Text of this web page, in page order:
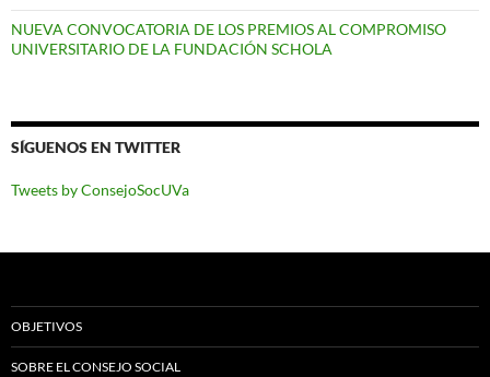
NUEVA CONVOCATORIA DE LOS PREMIOS AL COMPROMISO
UNIVERSITARIO DE LA FUNDACIÓN SCHOLA
SÍGUENOS EN TWITTER
Tweets by ConsejoSocUVa
OBJETIVOS
SOBRE EL CONSEJO SOCIAL